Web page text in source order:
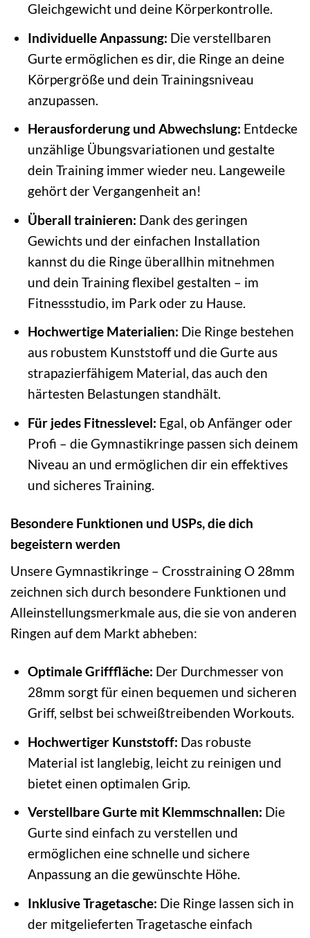
Gleichgewicht und deine Körperkontrolle.
Individuelle Anpassung: Die verstellbaren
Gurte ermöglichen es dir, die Ringe an deine
Körpergröße und dein Trainingsniveau
anzupassen.
Herausforderung und Abwechslung: Entdecke
unzählige Übungsvariationen und gestalte
dein Training immer wieder neu. Langeweile
gehört der Vergangenheit an!
Überall trainieren: Dank des geringen
Gewichts und der einfachen Installation
kannst du die Ringe überallhin mitnehmen
und dein Training flexibel gestalten – im
Fitnessstudio, im Park oder zu Hause.
Hochwertige Materialien: Die Ringe bestehen
aus robustem Kunststoff und die Gurte aus
strapazierfähigem Material, das auch den
härtesten Belastungen standhält.
Für jedes Fitnesslevel: Egal, ob Anfänger oder
Profi – die Gymnastikringe passen sich deinem
Niveau an und ermöglichen dir ein effektives
und sicheres Training.
Besondere Funktionen und USPs, die dich
begeistern werden
Unsere Gymnastikringe – Crosstraining O 28mm
zeichnen sich durch besondere Funktionen und
Alleinstellungsmerkmale aus, die sie von anderen
Ringen auf dem Markt abheben:
Optimale Grifffläche: Der Durchmesser von
28mm sorgt für einen bequemen und sicheren
Griff, selbst bei schweißtreibenden Workouts.
Hochwertiger Kunststoff: Das robuste
Material ist langlebig, leicht zu reinigen und
bietet einen optimalen Grip.
Verstellbare Gurte mit Klemmschnallen: Die
Gurte sind einfach zu verstellen und
ermöglichen eine schnelle und sichere
Anpassung an die gewünschte Höhe.
Inklusive Tragetasche: Die Ringe lassen sich in
der mitgelieferten Tragetasche einfach